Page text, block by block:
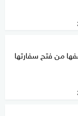
من فتح سفارتها